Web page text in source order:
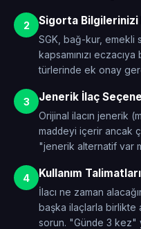
2 Sigorta Bilgilerinizi
SGK, bağ-kur, emekli
kapsamınızı
türlerinde ek onay
3 Jenerik İlaç
Orijinal ilacın jenerik
maddeyi içerir ancak
"jenerik alternatif var
4 Kullanım
İlacı ne zaman
başka ilaçlarla birlikte
sorun. "Günde 3 kez"